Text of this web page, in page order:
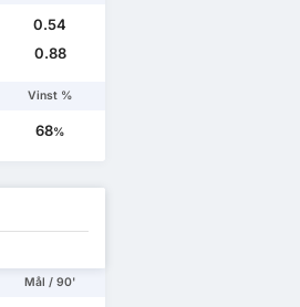
0.54
0.88
Vinst %
68%
Mål / 90'